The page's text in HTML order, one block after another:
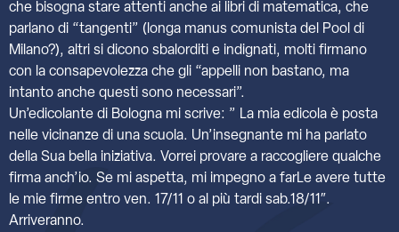
che bisogna stare attenti anche ai libri di matematica, che
parlano di “tangenti” (longa manus comunista del Pool di
Milano?), altri si dicono sbalorditi e indignati, molti firmano
con la consapevolezza che gli “appelli non bastano, ma
intanto anche questi sono necessari”.
Un’edicolante di Bologna mi scrive: ” La mia edicola è posta
nelle vicinanze di una scuola. Un’insegnante mi ha parlato
della Sua bella iniziativa. Vorrei provare a raccogliere qualche
firma anch’io. Se mi aspetta, mi impegno a farLe avere tutte
le mie firme entro ven. 17/11 o al più tardi sab.18/11″.
Arriveranno.